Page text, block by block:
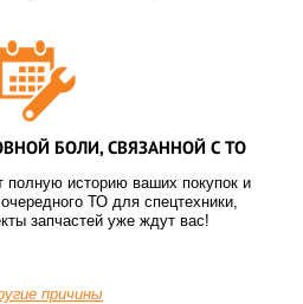
БОЛИ, СВЯЗАННОЙ С ТО
историю ваших покупок и
ТО для спецтехники,
запчастей уже ждут вас!
причины